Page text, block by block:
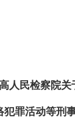
人民检察院关
犯罪活动等刑